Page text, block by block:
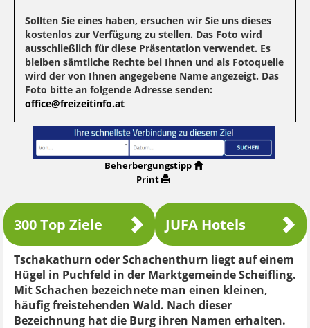
Sollten Sie eines haben, ersuchen wir Sie uns dieses
kostenlos zur Verfügung zu stellen. Das Foto wird
ausschließlich für diese Präsentation verwendet. Es
bleiben sämtliche Rechte bei Ihnen und als Fotoquelle
wird der von Ihnen angegebene Name angezeigt. Das
Foto bitte an folgende Adresse senden:
office@freizeitinfo.at
Beherbergungstipp
Print
300 Top Ziele JUFA Hotels
Tschakathurn oder Schachenthurn liegt auf einem
Hügel in Puchfeld in der Marktgemeinde Scheifling.
Mit Schachen bezeichnete man einen kleinen,
häufig freistehenden Wald. Nach dieser
Bezeichnung hat die Burg ihren Namen erhalten.